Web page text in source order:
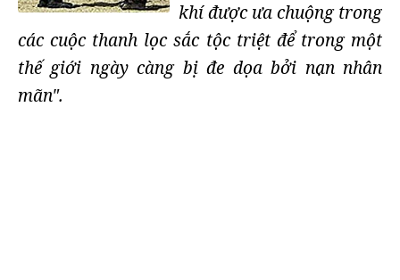
khí được ưa chuộng trong
các cuộc thanh lọc sắc tộc triệt để trong một
thế giới ngày càng bị đe dọa bởi nạn nhân
mãn".